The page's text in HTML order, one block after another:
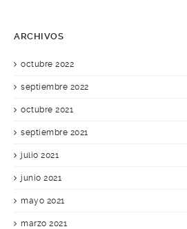
ARCHIVOS
octubre 2022
septiembre 2022
octubre 2021
septiembre 2021
julio 2021
junio 2021
mayo 2021
marzo 2021